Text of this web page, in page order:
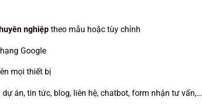
nghiệptheo mẫu hoặc tùy chỉnh
Google
mọi thiết bị
dự án, tin tức, blog, liên hệ, chatbot, form nhận tư vấn,…